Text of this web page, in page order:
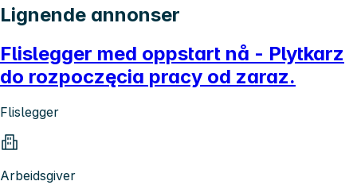
Lignende annonser
Flislegger med oppstart nå - Plytkarz
do rozpoczęcia pracy od zaraz.
Flislegger
Arbeidsgiver